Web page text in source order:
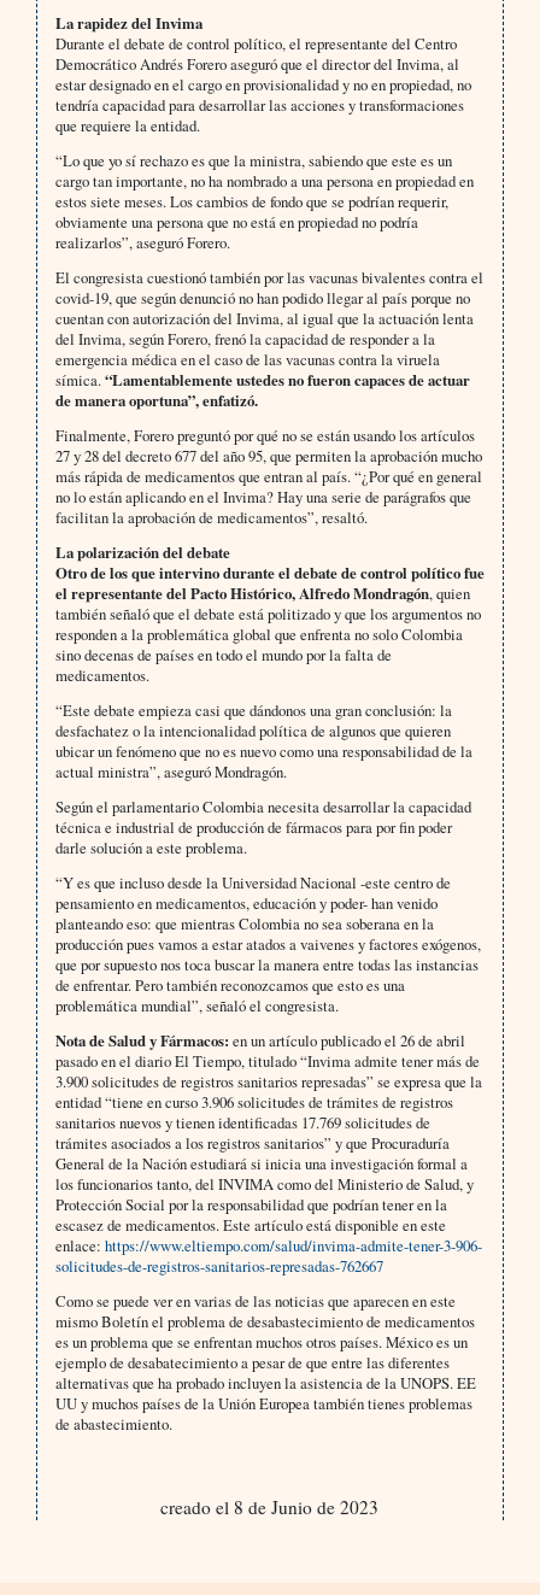
La rapidez del Invima
Durante el debate de control político, el representante del Centro
Democrático Andrés Forero aseguró que el director del Invima, al
estar designado en el cargo en provisionalidad y no en propiedad, no
tendría capacidad para desarrollar las acciones y transformaciones
que requiere la entidad.
“Lo que yo sí rechazo es que la ministra, sabiendo que este es un
cargo tan importante, no ha nombrado a una persona en propiedad en
estos siete meses. Los cambios de fondo que se podrían requerir,
obviamente una persona que no está en propiedad no podría
realizarlos”, aseguró Forero.
El congresista cuestionó también por las vacunas bivalentes contra el
covid-19, que según denunció no han podido llegar al país porque no
cuentan con autorización del Invima, al igual que la actuación lenta
del Invima, según Forero, frenó la capacidad de responder a la
emergencia médica en el caso de las vacunas contra la viruela
símica.“Lamentablemente ustedes no fueron capaces de actuar
de manera oportuna”, enfatizó.
Finalmente, Forero preguntó por qué no se están usando los artículos
27 y 28 del decreto 677 del año 95, que permiten la aprobación mucho
más rápida de medicamentos que entran al país. “¿Por qué en general
no lo están aplicando en el Invima? Hay una serie de parágrafos que
facilitan la aprobación de medicamentos”, resaltó.
La polarización del debate
Otro de los que intervino durante el debate de control político fue
el representante del Pacto Histórico, Alfredo Mondragón, quien
también señaló que el debate está politizado y que los argumentos no
responden a la problemática global que enfrenta no solo Colombia
sino decenas de países en todo el mundo por la falta de
medicamentos.
“Este debate empieza casi que dándonos una gran conclusión: la
desfachatez o la intencionalidad política de algunos que quieren
ubicar un fenómeno que no es nuevo como una responsabilidad de la
actual ministra”, aseguró Mondragón.
Según el parlamentario Colombia necesita desarrollar la capacidad
técnica e industrial de producción de fármacos para por fin poder
darle solución a este problema.
“Y es que incluso desde la Universidad Nacional -este centro de
pensamiento en medicamentos, educación y poder- han venido
planteando eso: que mientras Colombia no sea soberana en la
producción pues vamos a estar atados a vaivenes y factores exógenos,
que por supuesto nos toca buscar la manera entre todas las instancias
de enfrentar. Pero también reconozcamos que esto es una
problemática mundial”, señaló el congresista.
Nota de Salud y Fármacos: en un artículo publicado el 26 de abril
pasado en el diario El Tiempo, titulado “Invima admite tener más de
3.900 solicitudes de registros sanitarios represadas” se expresa que la
entidad “tiene en curso 3.906 solicitudes de trámites de registros
sanitarios nuevos y tienen identificadas 17.769 solicitudes de
trámites asociados a los registros sanitarios” y que Procuraduría
General de la Nación estudiará si inicia una investigación formal a
los funcionarios tanto, del INVIMA como del Ministerio de Salud, y
Protección Social por la responsabilidad que podrían tener en la
escasez de medicamentos. Este artículo está disponible en este
enlace: https://www.eltiempo.com/salud/invima-admite-tener-3-906-
solicitudes-de-registros-sanitarios-represadas-762667
Como se puede ver en varias de las noticias que aparecen en este
mismo Boletín el problema de desabastecimiento de medicamentos
es un problema que se enfrentan muchos otros países. México es un
ejemplo de desabatecimiento a pesar de que entre las diferentes
alternativas que ha probado incluyen la asistencia de la UNOPS. EE
UU y muchos países de la Unión Europea también tienes problemas
de abastecimiento.
creado el 8 de Junio de 2023